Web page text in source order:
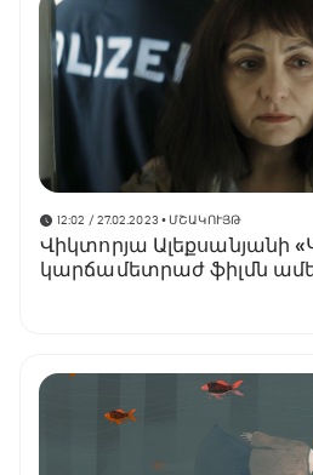
12:02 / 27.02.2023 • ՄՇԱԿՈՒՅԹ
Վիկտորյա Ալեքսանյանի
կարճամետրաժ ֆիլմն